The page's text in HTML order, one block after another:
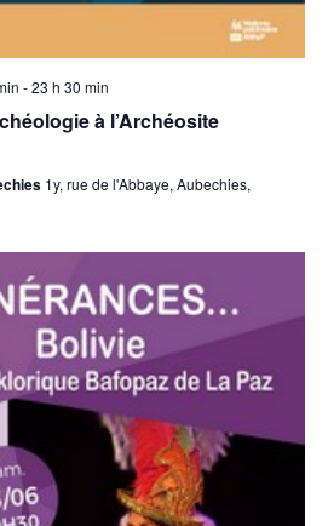
-23 h 30 min
à l’Archéosite
1y, rue de l'Abbaye, Aubechies,